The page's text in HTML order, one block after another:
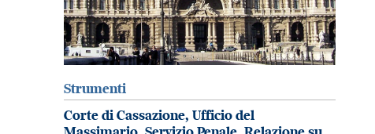
Strumenti
Corte di Cassazione, Ufficio del